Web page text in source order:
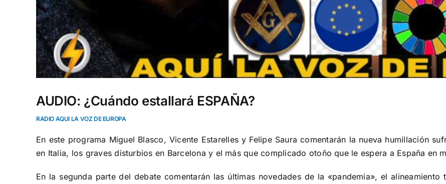
AUDIO: ¿Cuándo estallará ESPAÑA?
RADIO AQUI LA VOZ DE EUROPA
En este programa Miguel Blasco, Vicente Estarelles y Felipe Saura comentarán la nueva humillación
en Italia, los graves disturbios en Barcelona y el más que complicado otoño que le espera a España en
En la segunda parte del debate comentarán las últimas novedades de la «pandemia», el